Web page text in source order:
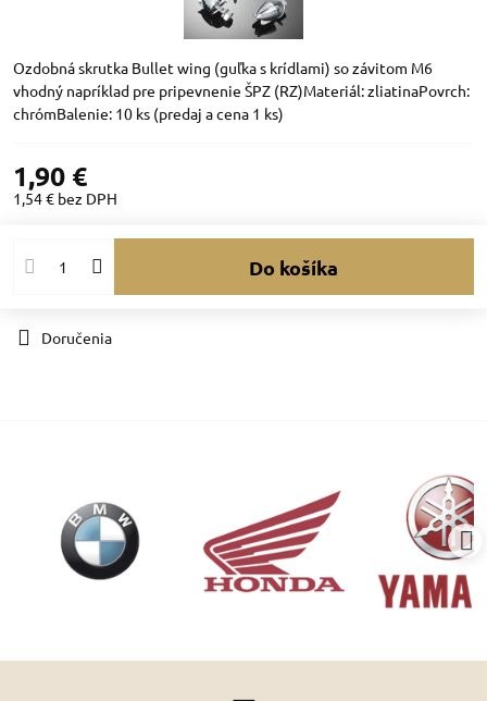
Ozdobná skrutka Bullet wing (guľka s krídlami) so závitom M6
vhodný napríklad pre pripevnenie ŠPZ (RZ)Materiál: zliatinaPovrch:
chrómBalenie: 10 ks (predaj a cena 1 ks)
1,90 €
1,54 € bez DPH
Do košíka
Doručenia